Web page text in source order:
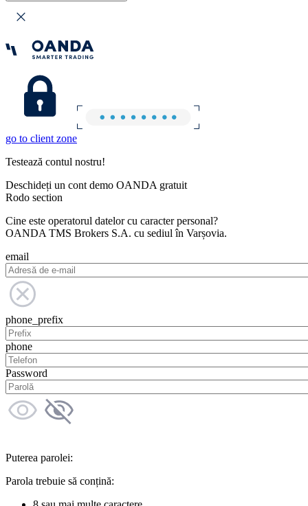
go to client zone
Testează contul nostru!
Deschideți un cont demo OANDA gratuit
Rodo section
Cine este operatorul datelor cu caracter personal?
OANDA TMS Brokers S.A. cu sediul în Varșovia.
email
phone_prefix
phone
Password
Puterea parolei:
Parola trebuie să conțină: